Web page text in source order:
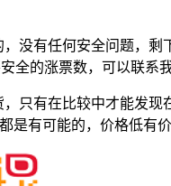
没有任何安全问题，
的涨票数，可以联系
只有在比较中才能发
是有可能的，价格低有价